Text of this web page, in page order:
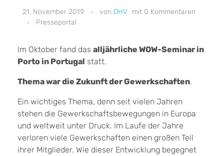
21. November 2019 DHV
0 Kommentaren
Presseportal
Im Oktober fand das alljährliche WOW-Seminar in
Porto in Portugal statt.
Thema war die Zukunft der Gewerkschaften.
Ein wichtiges Thema, denn seit vielen Jahren
stehen die Gewerkschaftsbewegungen in Europa
und weltweit unter Druck. Im Laufe der Jahre
verloren viele Gewerkschaften einen großen Teil
ihrer Mitglieder. Wie dieser Entwicklung begegnet